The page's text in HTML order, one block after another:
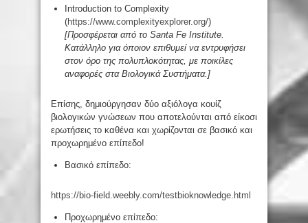
Introduction to Complexity
(https://www.complexityexplorer.org/)
[Προσφέρεται από το Santa Fe Institute.
Κατάλληλο για όποιον επιθυμεί να εντρυφήσει
στον όρο της πολυπλοκότητας, με ποικίλες
αναφορές στα Βιολογικά Συστήματα.]
Επίσης, δημιούργησαν δύο αξιόλογα κουίζ
βιολογικών γνώσεων που αποτελούνται από είκοσι
ερωτήσεις το καθένα και χωρίζονται σε βασικό και
προχωρημένο επίπεδο!
Βασικό επίπεδο:
https://bio-field.weebly.com/testbioknowledge.html
Προχωρημένο επίπεδο: